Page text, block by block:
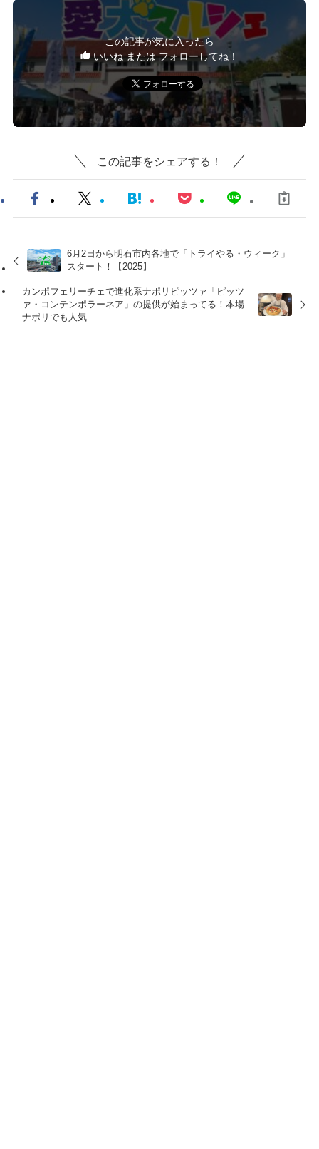
この記事が気に入ったら
いいね または フォローしてね！
この記事をシェアする！
6月2日から明石市内各地で「トライやる・ウィーク」
スタート！【2025】
カンポフェリーチェで進化系ナポリピッツァ「ピッツ
ァ・コンテンポラーネア」の提供が始まってる！本場
ナポリでも人気